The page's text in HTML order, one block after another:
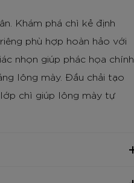
Khám phá chì kẻ định
phù hợp hoàn hảo với
nhọn giúp phác họa chính
lông mày. Đầu chải tạo
chì giúp lông mày tự